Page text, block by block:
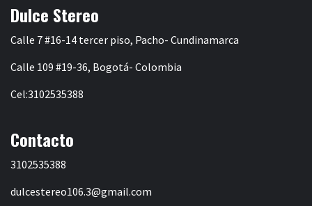
Dulce Stereo
Calle 7 #16-14 tercer piso, Pacho- Cundinamarca
Calle 109 #19-36, Bogotá- Colombia
Cel:3102535388
Contacto
3102535388
dulcestereo106.3@gmail.com